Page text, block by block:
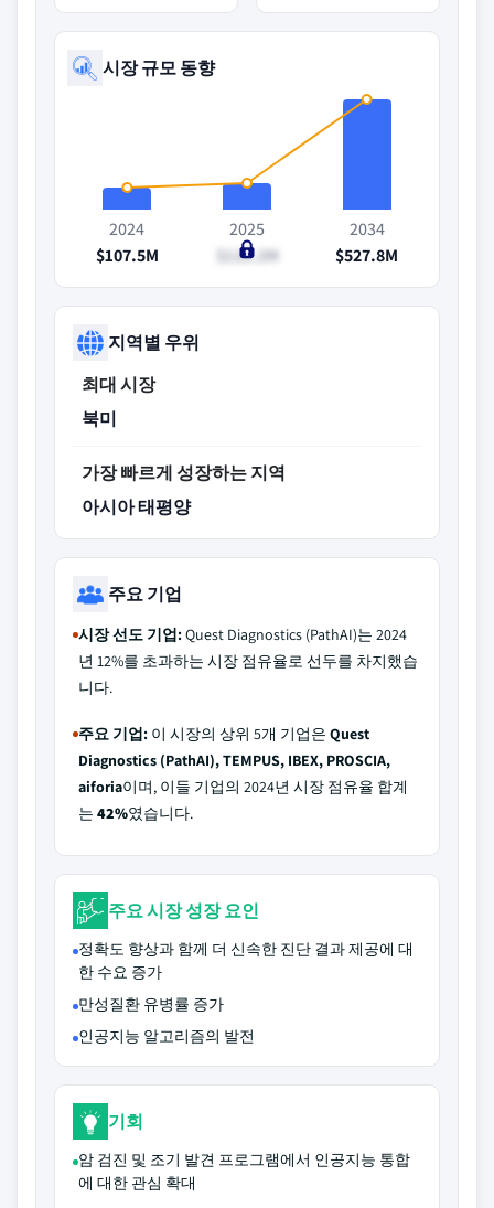
시장 규모 동향
2024
$107.5M
2025
$126.2M
2034
$527.8M
지역별 우위
최대 시장
북미
가장 빠르게 성장하는 지역
아시아 태평양
주요 기업
시장 선도 기업:Quest Diagnostics (PathAI)는 2024
년 12%를 초과하는 시장 점유율로 선두를 차지했습
니다.
주요 기업: 이 시장의 상위 5개 기업은 Quest
Diagnostics (PathAI), TEMPUS, IBEX, PROSCIA,
aiforia이며, 이들 기업의 2024년 시장 점유율 합계
는 42%였습니다.
주요 시장 성장 요인
정확도 향상과 함께 더 신속한 진단 결과 제공에 대
한 수요 증가
만성질환 유병률 증가
인공지능 알고리즘의 발전
기회
암 검진 및 조기 발견 프로그램에서 인공지능 통합
에 대한 관심 확대